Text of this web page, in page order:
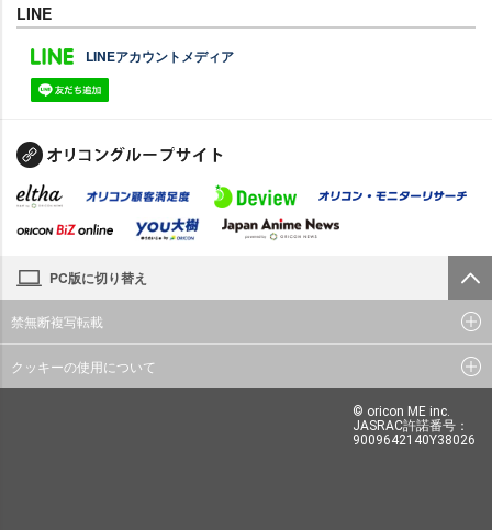
LINE
LINEアカウントメディア
PC版に切り替え
禁無断複写転載
クッキーの使用について
© oricon ME inc.
JASRAC許諾番号：
9009642140Y38026